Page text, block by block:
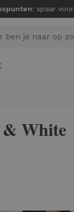
: spaar voor
& White